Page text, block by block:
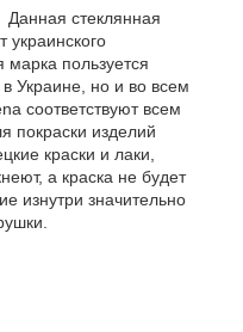
стеклянная
украинского
марка пользуется
Украине, но и во всем
соответствуют всем
покраски изделий
краски и лаки,
а краска не будет
изнутри значительно